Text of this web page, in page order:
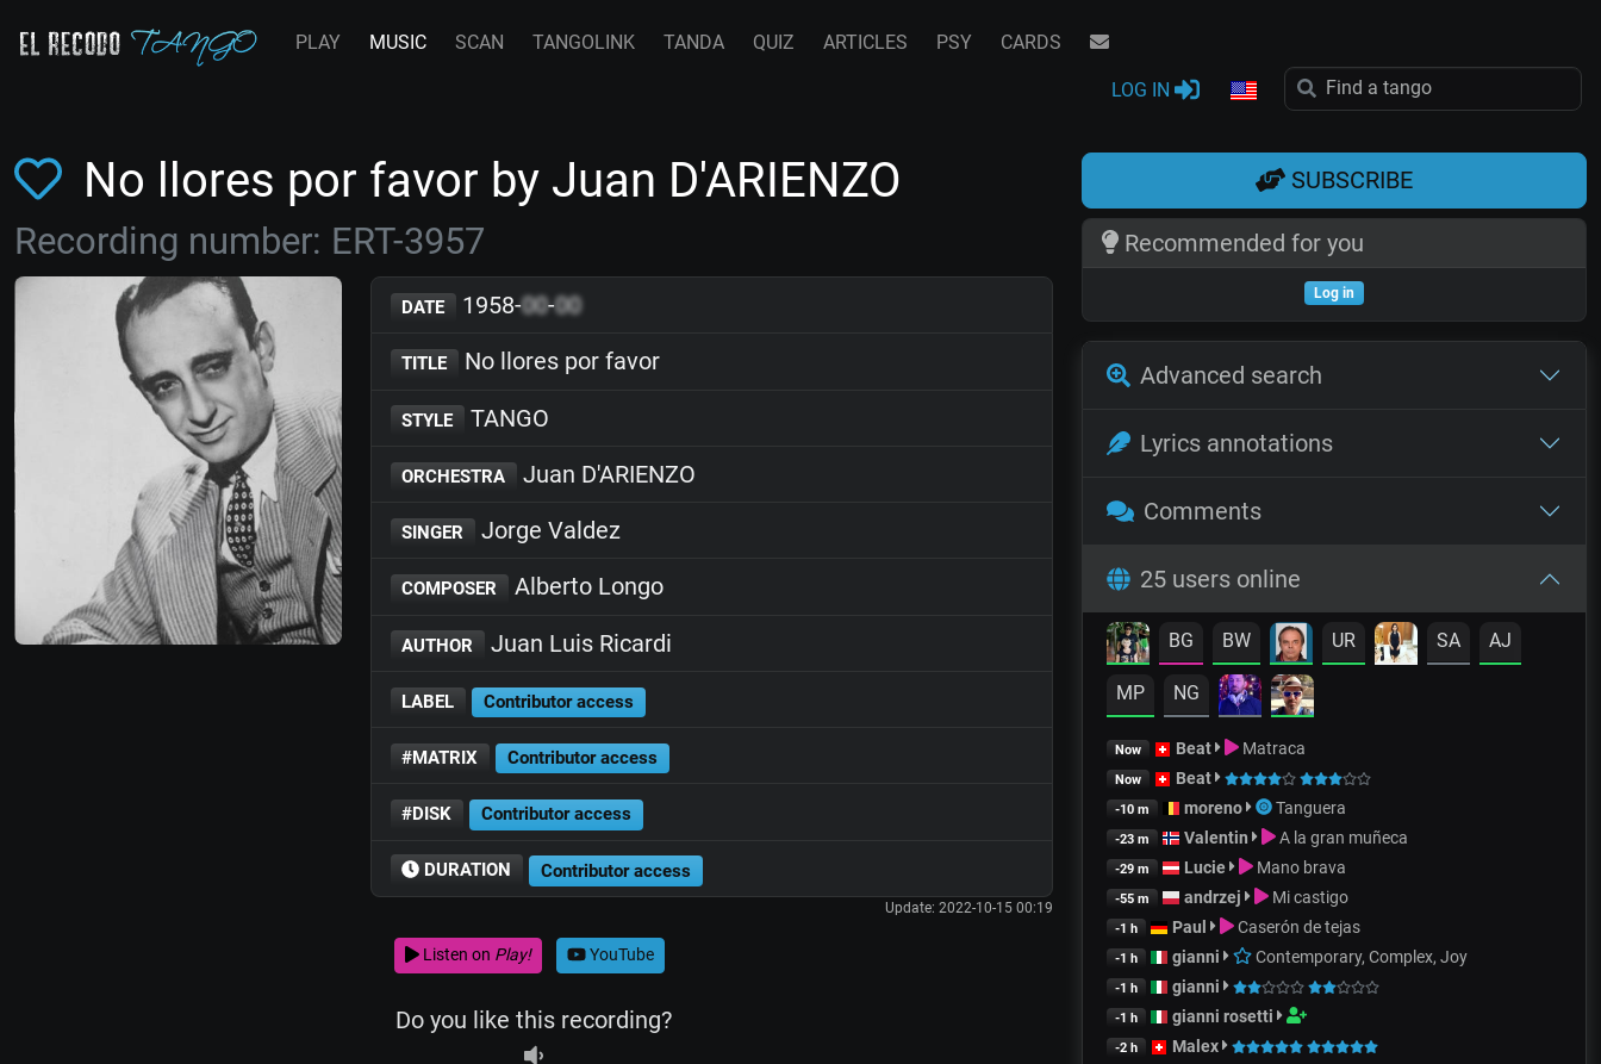
PLAY MUSIC SCAN TANGOLINK TANDA QUIZ ARTICLES PSY CARDS
LOG IN
No llores por favor by Juan D'ARIENZO
Recording number: ERT-3957
DATE 1958-00-00
TITLE No llores por favor
STYLE TANGO
ORCHESTRA Juan D'ARIENZO
SINGER Jorge Valdez
COMPOSER Alberto Longo
AUTHOR Juan Luis Ricardi
LABEL Contributor access
#MATRIX Contributor access
#DISK Contributor access
DURATION Contributor access
Update: 2022-10-15 00:19
Listen on Play! YouTube
Do you like this recording?
SUBSCRIBE
Recommended for you
Log in
Advanced search
Lyrics annotations
Comments
25 users online
BG BW UR SA AJ
MP NG
Now Beat Matraca
Now Beat
-10 m moreno Tanguera
-23 m Valentin A la gran muñeca
-29 m Lucie Mano brava
-55 m andrzej Mi castigo
-1 h Paul Caserón de tejas
-1 h gianni Contemporary, Complex, Joy
-1 h gianni
-1 h gianni rosetti
-2 h Malex